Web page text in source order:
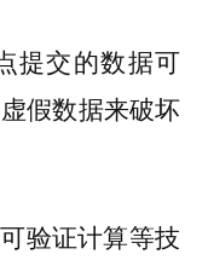
提交的数据可
假数据来破坏
验证计算等技